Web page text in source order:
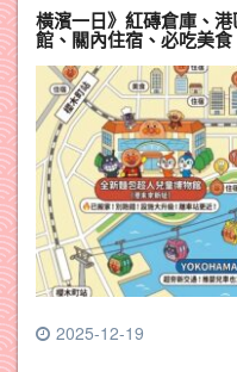
橫濱一日》紅磚倉庫、
館、關內住宿、必吃美食
2025-12-19